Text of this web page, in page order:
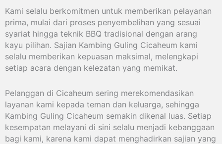
Kami selalu berkomitmen untuk memberikan pelayanan
prima, mulai dari proses penyembelihan yang sesuai
syariat hingga teknik BBQ tradisional dengan arang
kayu pilihan. Sajian Kambing Guling Cicaheum kami
selalu memberikan kepuasan maksimal, melengkapi
setiap acara dengan kelezatan yang memikat.
Pelanggan di Cicaheum sering merekomendasikan
layanan kami kepada teman dan keluarga, sehingga
Kambing Guling Cicaheum semakin dikenal luas. Setiap
kesempatan melayani di sini selalu menjadi kebanggaan
bagi kami, karena kami dapat menghadirkan sajian yang